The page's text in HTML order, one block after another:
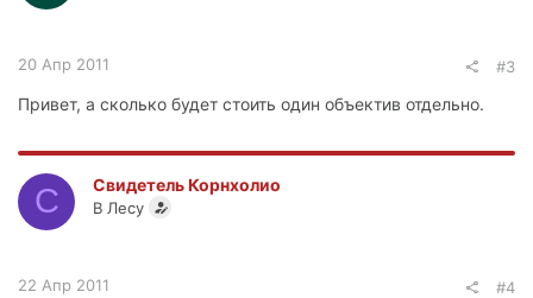
20 Апр 2011 #3
Привет, а сколько будет стоить один объектив отдельно.
С Свидетель Корнхолио
В Лесу
22 Апр 2011 #4